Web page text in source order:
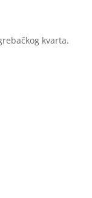
kvarta.